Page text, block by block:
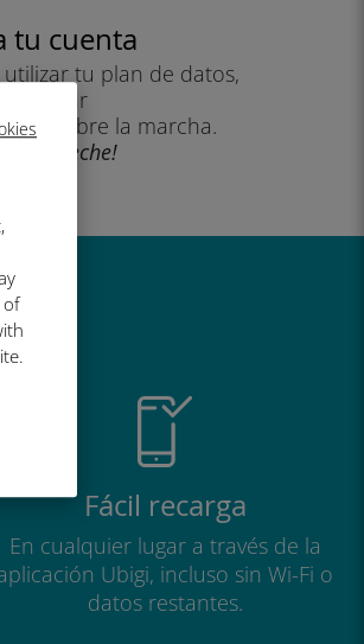
of
tu cuenta
tu plan de datos,
consultar
sobre la marcha.
aproveche!
Fácil recarga
En cualquier lugar a través de la
Ubigi, incluso sin Wi-Fi o
datos restantes.